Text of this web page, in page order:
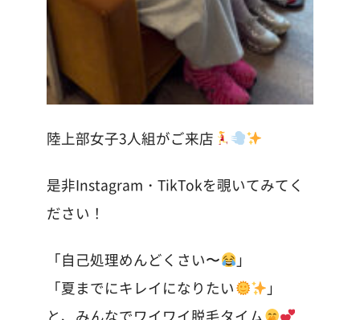
陸上部女子3人組がご来店
是非Instagram・TikTokを覗いてみてく
ださい！
「自己処理めんどくさい〜
」
「夏までにキレイになりたい
」
と、みんなでワイワイ脱毛タイム